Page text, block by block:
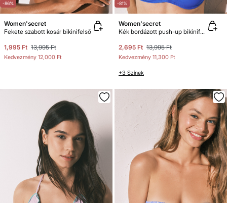
-86%
Women'secret
Fekete szabott kosár bikinifelső
1,995 Ft 13,995 Ft
Kedvezmény 12,000 Ft
-81%
Women'secret
Kék bordázott push-up bikinifelső
2,695 Ft 13,995 Ft
Kedvezmény 11,300 Ft
+3 Színek